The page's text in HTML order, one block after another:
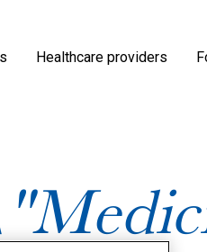
Healthcare providers